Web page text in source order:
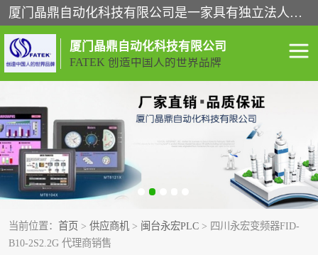
厦门晶鼎自动化科技有限公司是一家具有独立法人资格的高新技术企业；代理销售的产品有台湾威纶触摸屏，魏德米勒全系列，永宏触摸屏,威纶触摸屏,台湾威纶weinview触摸屏,台湾永宏PLC，FATEK,永宏伺服,图儿克总线，施耐德，欧姆龙，西门子，富士变频，K&N蓝系列， BUSSMANN，松下变频器，丹佛斯变频器等。
厦门晶鼎自动化科技有限公司
FATEK 创造中国人的世界品牌
当前位置： 首页 > 供应商机 > 闽台永宏PLC > 四川永宏变频器FID-
B10-2S2.2G 代理商销售
闽台永宏PLC WEINVIEW闽台威纶触摸
正弦变频器正弦伺服 魏德米勒接线端子
ABB电流开关 魏德米勒电源
丹佛斯变频器 MOXA通讯模块